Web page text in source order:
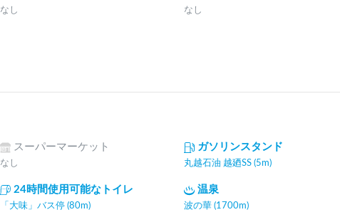
なし なし
スーパーマーケット
なし
ガソリンスタンド
丸越石油 越廼SS (5m)
24時間使用可能なトイレ
「大味」バス停 (80m)
温泉
波の華 (1700m)